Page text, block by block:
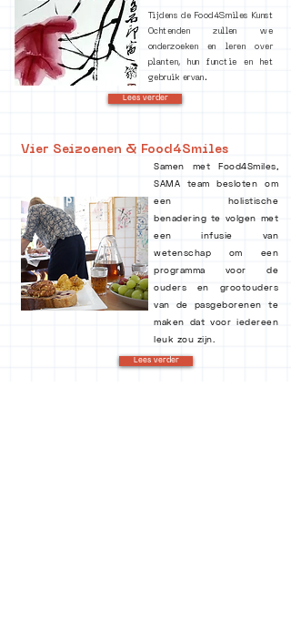
Tijdens de Food4Smiles Kunst
Ochtenden zullen we
onderzoeken en leren over
planten, hun functie en het
gebruik ervan.
Lees verder
Vier Seizoenen & Food4Smiles
Samen met Food4Smiles,
SAMA team besloten om
een ​​holistische
benadering te volgen met
een infusie van
wetenschap om een
programma voor de
ouders en grootouders
van de pasgeborenen te
maken dat voor iedereen
leuk zou zijn.
Lees verder